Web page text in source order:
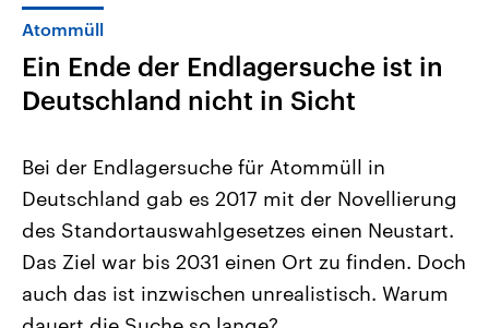
Themen
Landtagswahl Sachsen-Anhalt
2026
Alle Informationen
Sachsen-Anhalt wählt am 6.
September 2026 einen neuen
Landtag. Seit 2021 wird das
Bundesland von einer Koalition aus
USA
Aktuelle Beiträge,
Hintergründe
Wirtschaftlich und
gehören die Vereinigten
den mächtigsten Ländern
Atommüll
Ein Ende der Endlagersuche ist in
Deutschland nicht in Sicht
Bei der Endlagersuche für Atommüll in
Deutschland gab es 2017 mit der Novellierung
des Standortauswahlgesetzes einen Neustart.
Das Ziel war bis 2031 einen Ort zu finden. Doch
auch das ist inzwischen unrealistisch. Warum